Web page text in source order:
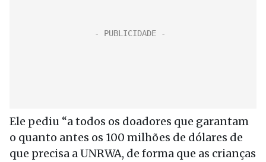
Ele pediu “a todos os doadores que garantam
o quanto antes os 100 milhões de dólares de
que precisa a UNRWA, de forma que as crianças